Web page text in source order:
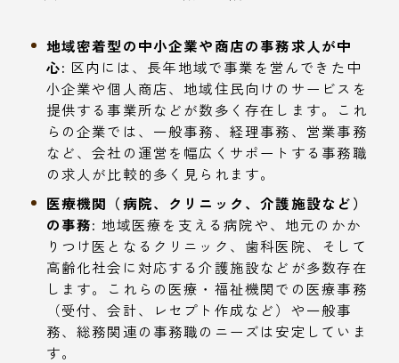
地域密着型の中小企業や商店の事務求人が中
心: 区内には、長年地域で事業を営んできた中
小企業や個人商店、地域住民向けのサービスを
提供する事業所などが数多く存在します。これ
らの企業では、一般事務、経理事務、営業事務
など、会社の運営を幅広くサポートする事務職
の求人が比較的多く見られます。
医療機関（病院、クリニック、介護施設など）
の事務: 地域医療を支える病院や、地元のかか
りつけ医となるクリニック、歯科医院、そして
高齢化社会に対応する介護施設などが多数存在
します。これらの医療・福祉機関での医療事務
（受付、会計、レセプト作成など）や一般事
務、総務関連の事務職のニーズは安定していま
す。